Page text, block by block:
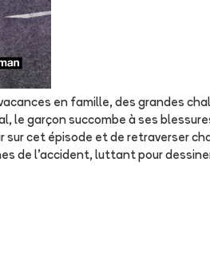
en famille, des grandes
garçon succombe à ses
cet épisode et de retraverser
de l'accident, luttant pour